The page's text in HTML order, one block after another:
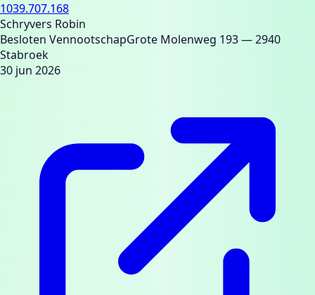
1039.707.168
Schryvers Robin
Besloten VennootschapGrote Molenweg 193— 2940
Stabroek
30 jun 2026